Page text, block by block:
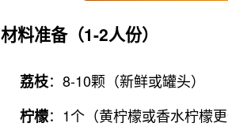
材料准备（1-2人份）
荔枝：8-10颗（新鲜或罐头）
柠檬：1个（黄柠檬或香水柠檬更